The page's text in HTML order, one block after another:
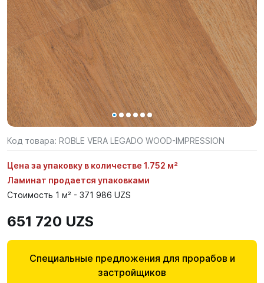
Код товара: ROBLE VERA LEGADO WOOD-IMPRESSION
Цена за упаковку в количестве 1.752 м²
Ламинат продается упаковками
Стоимость 1 м² - 371 986 UZS
651 720 UZS
Специальные предложения для прорабов и
застройщиков